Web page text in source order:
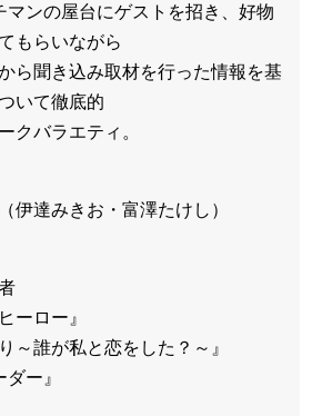
マンの屋台にゲストを招き、好物
もらいながら
ら聞き込み取材を行った情報を基
いて徹底的
クバラエティ。
伊達みきお・富澤たけし）
ーロー』
～誰が私と恋をした？～』
ー』